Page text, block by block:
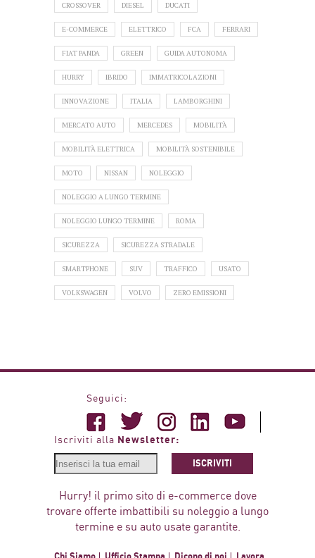
CROSSOVER DIESEL DUCATI
E-COMMERCE ELETTRICO FCA FERRARI
FIAT PANDA GREEN GUIDA AUTONOMA
HURRY IBRIDO IMMATRICOLAZIONI
INNOVAZIONE ITALIA LAMBORGHINI
MERCATO AUTO MERCEDES MOBILITÀ
MOBILITÀ ELETTRICA MOBILITÀ SOSTENIBILE
MOTO NISSAN NOLEGGIO
NOLEGGIO A LUNGO TERMINE
NOLEGGIO LUNGO TERMINE ROMA
SICUREZZA SICUREZZA STRADALE
SMARTPHONE SUV TRAFFICO USATO
VOLKSWAGEN VOLVO ZERO EMISSIONI
Seguici:
Iscriviti alla Newsletter:
ISCRIVITI
Hurry! il primo sito di e-commerce dove
trovare offerte imbattibili su noleggio a lungo
termine e su auto usate garantite.